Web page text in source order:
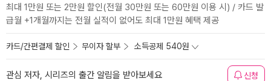
최대 1만원 또는 2만원 할인(전월 30만원 또는 60만원 이용 시) / 카드 발
급월 +1개월까지는 전월 실적이 없어도 최대 1만원 혜택 제공
카드/간편결제 할인 무이자 할부 소득공제 540원
관심 저자, 시리즈의 출간 알림을 받아보세요 신청